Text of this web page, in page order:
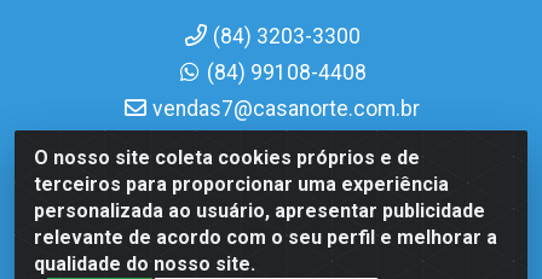
O nosso site coleta cookies próprios e de
terceiros para proporcionar uma experiência
personalizada ao usuário, apresentar publicidade
relevante de acordo com o seu perfil e melhorar a
qualidade do nosso site.
(84) 3203-3300
(84) 99108-4408
vendas7@casanorte.com.br
Casa Norte LTDA - Av. Interventor Mário Câmara, 1815 -
Dix-Sept Rosado, Natal/RN - CEP 59054-600 - CNPJ
08.713.513/0001-51